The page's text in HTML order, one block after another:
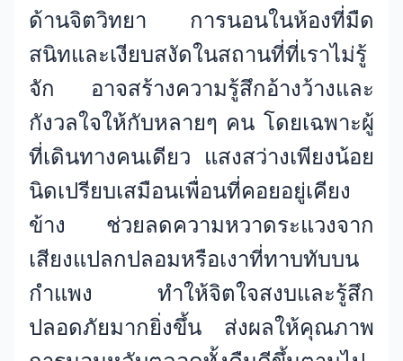
ด้านจิตวิทยา การนอนในห้องที่มืด
สนิทและเงียบสงัดในสถานที่ที่เราไม่รู้
จัก อาจสร้างความรู้สึกอ้างว้างและ
กังวลใจให้กับหลายๆ คน โดยเฉพาะผู้
ที่เดินทางคนเดียว แสงสว่างเพียงน้อย
นิดเปรียบเสมือนเพื่อนที่คอยอยู่เคียง
ข้าง ช่วยลดความหวาดระแวงจาก
เสียงแปลกปลอมหรือเงาที่ทาบทับบน
กำแพง ทำให้จิตใจสงบและรู้สึก
ปลอดภัยมากยิ่งขึ้น ส่งผลให้คุณภาพ